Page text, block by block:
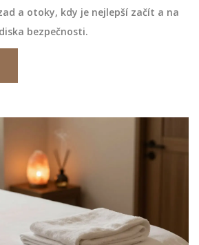
a otoky, kdy je nejlepší začít a na
bezpečnosti.